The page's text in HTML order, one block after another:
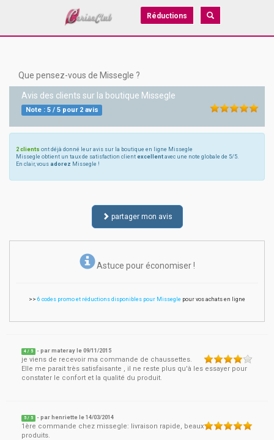
Réductions
Que pensez-vous de Missegle ?
Avis des clients sur la boutique Missegle
Note : 5/ 5pour 2avis
2 clients ont déjà donné leur avis sur la boutique en ligne Missegle
Missegle obtient un taux de satisfaction client excellent avec une note globale de 5/5.
En clair, vous adorez Missegle !
partager mon avis
Astuce pour économiser !
>> 6 codes promo et réductions disponibles pour Missegle pour vos achats en ligne
4 / 5 - parmateray le09/11/2015
je viens de recevoir ma commande de chaussettes.
Elle me parait très satisfaisante , il ne reste plus qu'à les essayer pour
constater le confort et la qualité du produit.
5 / 5 - par henriette le14/03/2014
1ère commande chez missegle: livraison rapide, beaux
produits.